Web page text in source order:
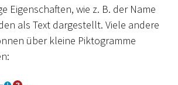
Eigenschaften, wie z. B. der Name
als Text dargestellt. Viele andere
über kleine Piktogramme